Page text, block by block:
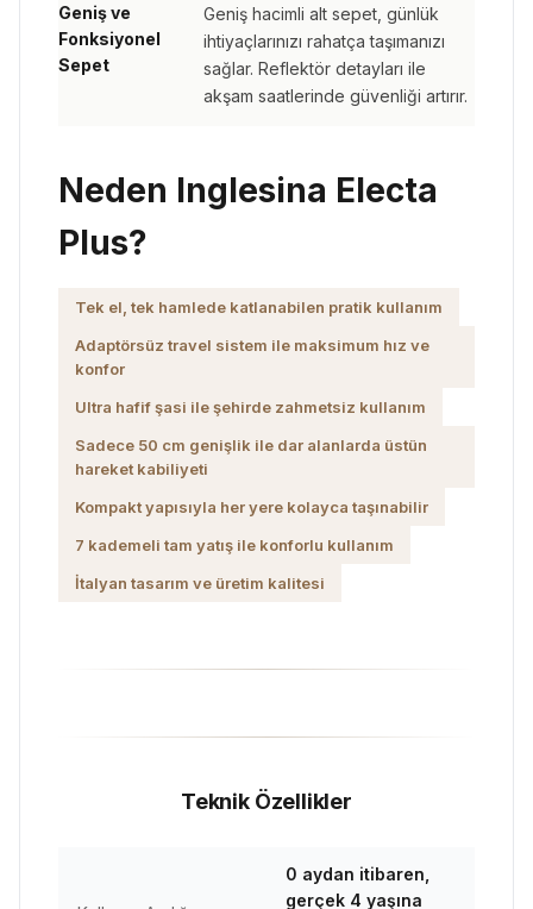
Geniş ve
Fonksiyonel
Sepet
Geniş hacimli alt sepet, günlük
ihtiyaçlarınızı rahatça taşımanızı
sağlar. Reflektör detayları ile
akşam saatlerinde güvenliği artırır.
Neden Inglesina Electa
Plus?
Tek el, tek hamlede katlanabilen pratik kullanım
Adaptörsüz travel sistem ile maksimum hız ve
konfor
Ultra hafif şasi ile şehirde zahmetsiz kullanım
Sadece 50 cm genişlik ile dar alanlarda üstün
hareket kabiliyeti
Kompakt yapısıyla her yere kolayca taşınabilir
7 kademeli tam yatış ile konforlu kullanım
İtalyan tasarım ve üretim kalitesi
Teknik Özellikler
0 aydan itibaren,
gerçek 4 yaşına